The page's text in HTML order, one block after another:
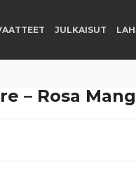
JULKAISUT
– Rosa